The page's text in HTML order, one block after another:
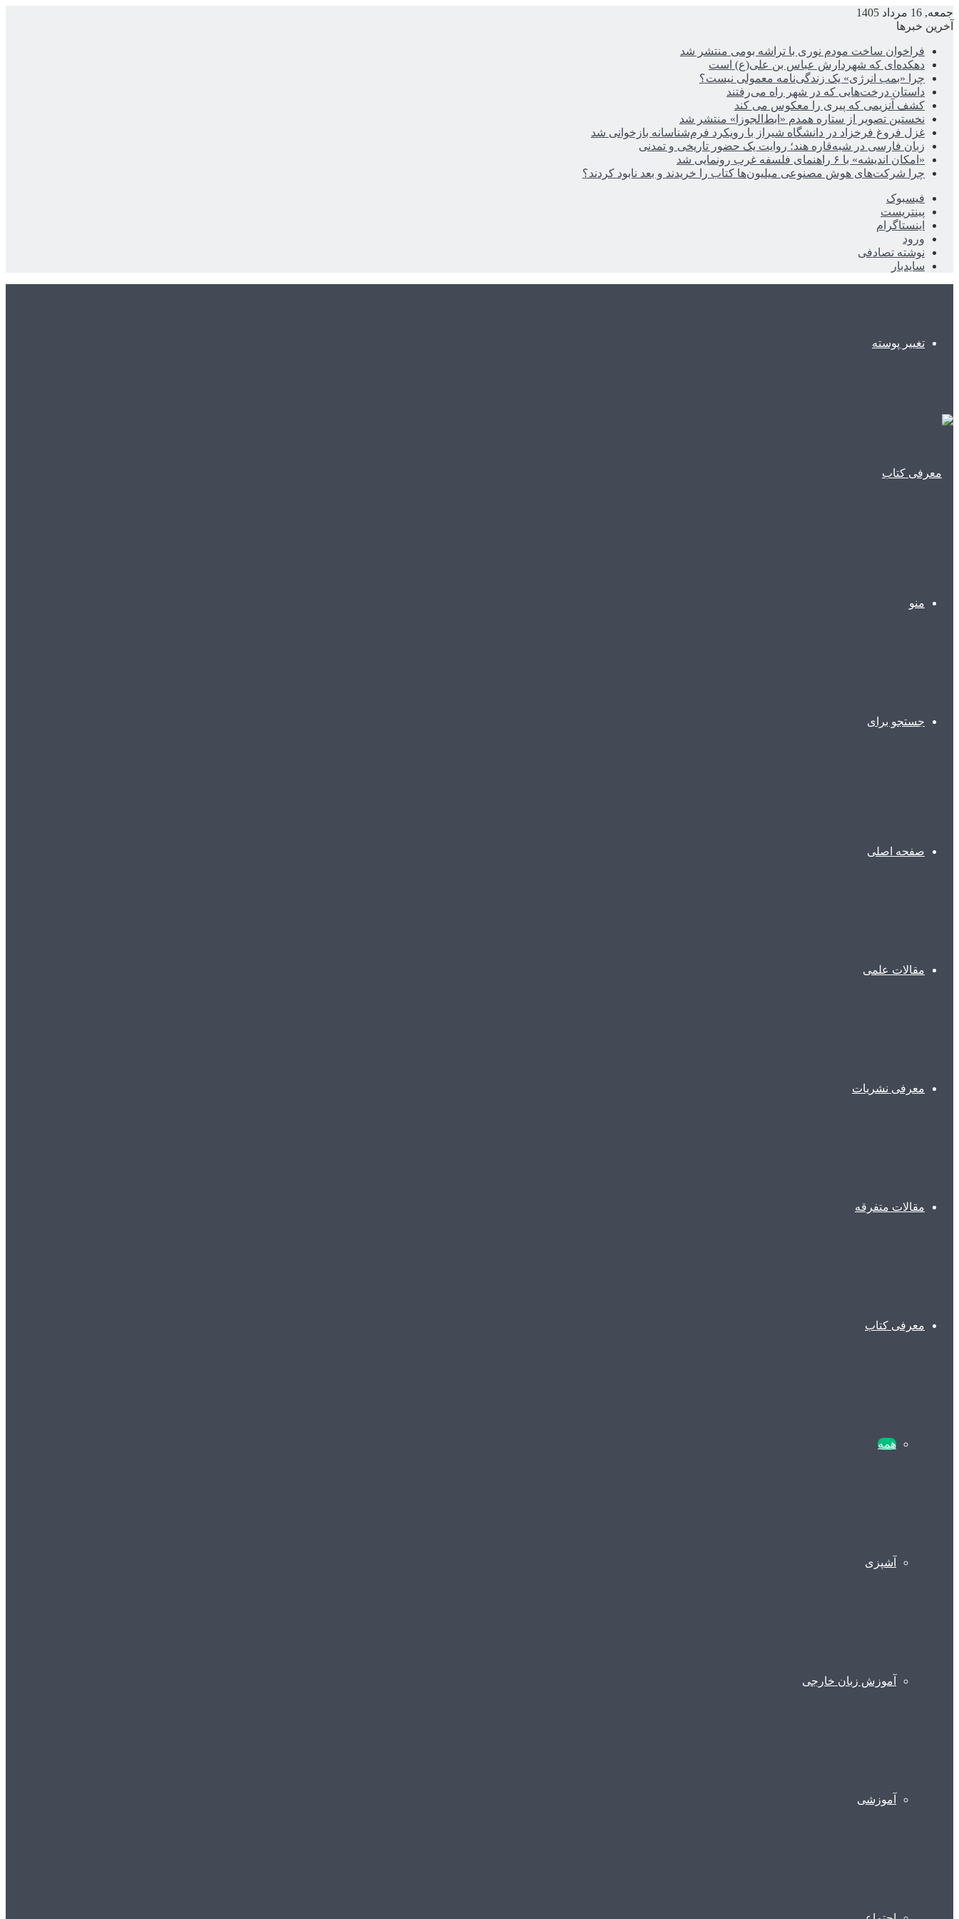
جمعه, 16 مرداد 1405
آخرین خبرها
فراخوان ساخت مودم نوری با تراشه بومی منتشر شد
دهکده‌ای که شهردارش عباس بن علی(ع) است
چرا «بمب انرژی» یک زندگی‌نامه معمولی نیست؟
داستان درخت‌هایی که در شهر راه می‌رفتند
کشف آنزیمی که پیری را معکوس می کند
نخستین تصویر از ستاره همدم «ابط‌الجوزا» منتشر شد
غزل فروغ فرخزاد در دانشگاه شیراز با رویکرد فرم‌شناسانه بازخوانی شد
زبان فارسی در شبه‌قاره هند؛ روایت یک حضور تاریخی و تمدنی
«امکان اندیشه» با ۶ راهنمای فلسفه غرب رونمایی شد
چرا شرکت‌های هوش مصنوعی میلیون‌ها کتاب را خریدند و بعد نابود کردند؟
فیسبوک
پینتریست
اینستاگرام
ورود
نوشته تصادفی
سایدبار
تغییر پوسته
منو
جستجو برای
صفحه اصلی
مقالات علمی
معرفی نشریات
مقالات متفرقه
معرفی کتاب
همه
آشپزی
آموزش زبان خارجی
آموزشی